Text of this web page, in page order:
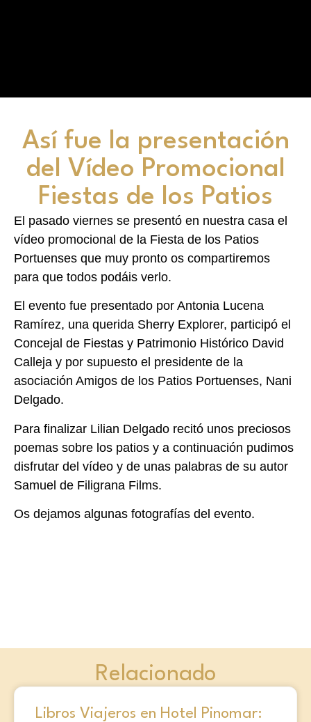
Así fue la presentación
del Vídeo Promocional
Fiestas de los Patios
El pasado viernes se presentó en nuestra casa el
vídeo promocional de la Fiesta de los Patios
Portuenses que muy pronto os compartiremos
para que todos podáis verlo.
El evento fue presentado por Antonia Lucena
Ramírez, una querida Sherry Explorer, participó el
Concejal de Fiestas y Patrimonio Histórico David
Calleja y por supuesto el presidente de la
asociación Amigos de los Patios Portuenses, Nani
Delgado.
Para finalizar Lilian Delgado recitó unos preciosos
poemas sobre los patios y a continuación pudimos
disfrutar del vídeo y de unas palabras de su autor
Samuel de Filigrana Films.
Os dejamos algunas fotografías del evento.
Relacionado
Libros Viajeros en Hotel Pinomar: